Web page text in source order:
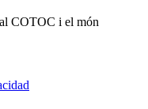
COTOC i el món